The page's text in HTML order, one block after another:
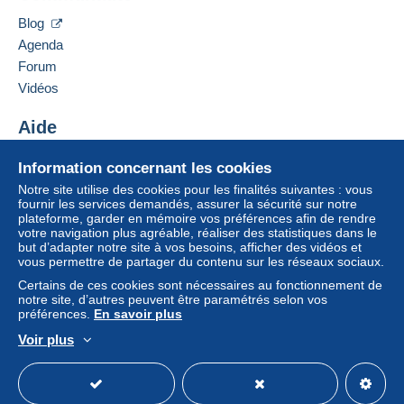
vendeur à l’acheteur. Un achat non payé peut
entraîner des conséquences au niveau du compte
Si les conditions de vente du vendeur comportent
considérer comme nulles et non avenues. Les
conditions de paiement du site Delcampe, telles
que définies dans les
conditions d’utilisation
Les achats doivent être payés dans les14 jours
suivant la réception du décompte final de la part du
vendeur.
Zahlungen unter 10.00 € nur mit
Mangopay (mit Pay Pal auf anfrage)
nachdem, welche Zahlungsmethoden der Verkäufer
anbietet. Es dürfen keine Zahlungen per Scheck oder
Information concernant les cookies
Notre site utilise des cookies pour les finalités suivantes : vous
fournir les services demandés, assurer la sécurité sur notre
plateforme, garder en mémoire vos préférences afin de rendre
votre navigation plus agréable, réaliser des statistiques dans le
but d’adapter notre site à vos besoins, afficher des vidéos et
vous permettre de partager du contenu sur les réseaux sociaux.
Certains de ces cookies sont nécessaires au fonctionnement de
notre site, d’autres peuvent être paramétrés selon vos
préférences. En savoir plus
Voir plus
Blog
Agenda
Forum
Vidéos
Aide
Acheter sur Delcampe
Vendre sur Delcampe
Un site sécurisé